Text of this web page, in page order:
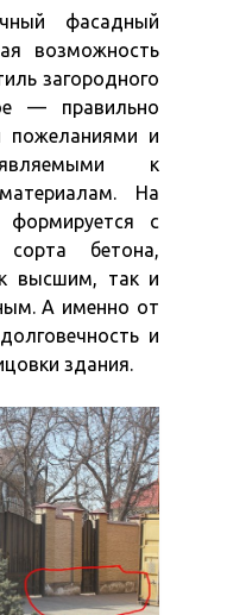
фасадный
возможность
загородного
— правильно
пожеланиями и
к
На
с
сорта бетона,
высшим, так и
А именно от
и
здания.